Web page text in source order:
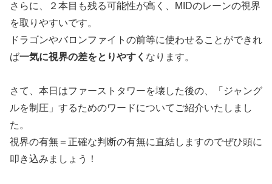
さらに、２本目も残る可能性が高く、MIDのレーンの視界
を取りやすいです。
ドラゴンやバロンファイトの前等に使わせることができれ
ば一気に視界の差をとりやすく なります。
さて、本日はファーストタワーを壊した後の、「ジャング
ルを制圧」するためのワードについてご紹介いたしまし
た。
視界の有無＝正確な判断の有無に直結しますのでぜひ頭に
叩き込みましょう！